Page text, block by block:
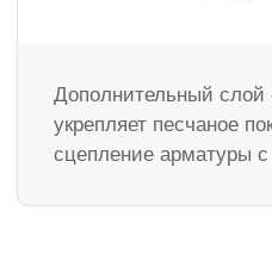
Дополнительный слой
укрепляет песчаное
сцепление арматуры